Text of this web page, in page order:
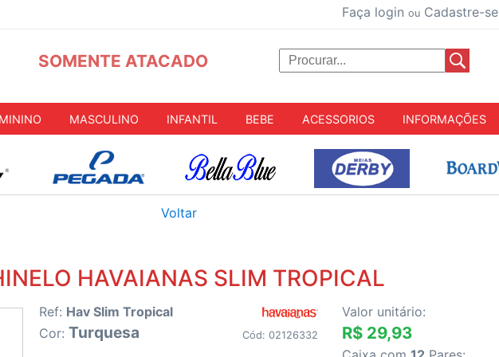
Faça login ou Cadastre-se
SOMENTE ATACADO
MASCULINO INFANTIL BEBE ACESSORIOS INFORMAÇÕES
Voltar
HAVAIANAS SLIM TROPICAL
Ref: Hav Slim Tropical
Cor: Turquesa Cód: 02126332
Valor unitário:
R$ 29,93